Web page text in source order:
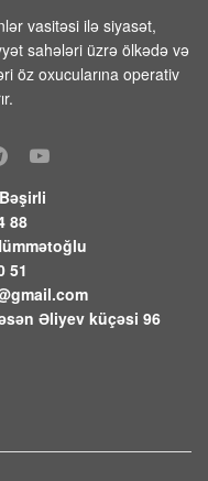
raket
var
100-dən çox
737 Max
yoxlanılmasını
vasitəsi ilə siyasət,
sahələri üzrə ölkədə və
öz oxucularına operativ
88
51
Əliyev küçəsi 96